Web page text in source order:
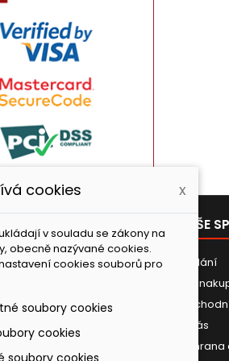
NAŠE
Dodání
Jak
O nás
cookies x
v souladu se zákony na
obecně nazývané cookies.
cookies souborů pro
soubory cookies
cookies
soubory cookies